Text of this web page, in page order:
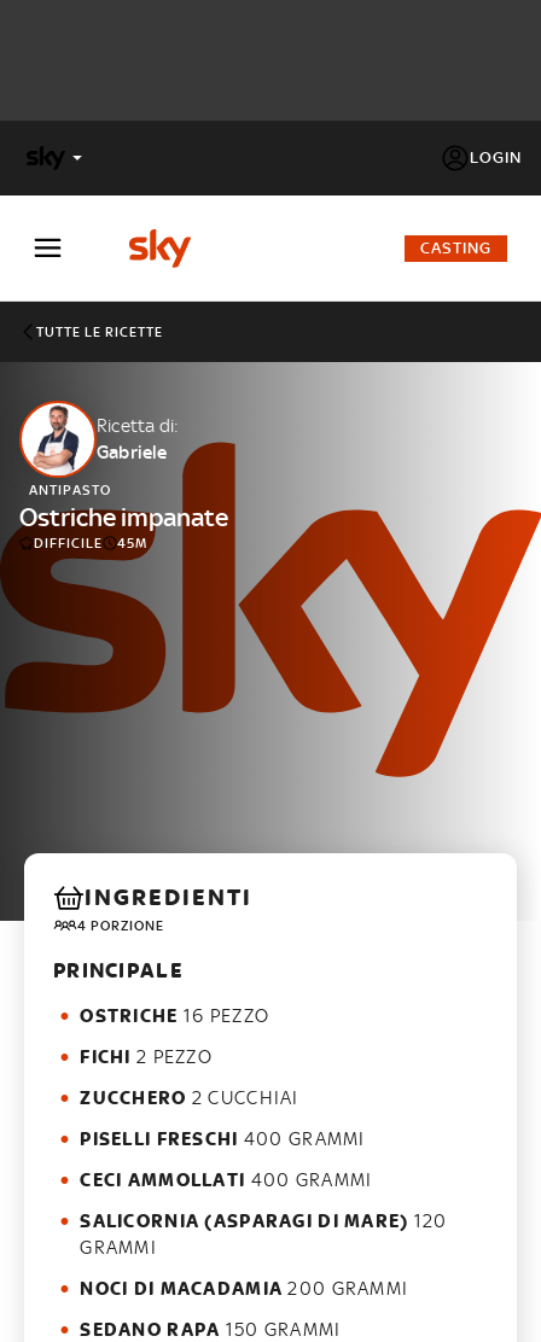
LOGIN
FACTOR
Cos’altro vedere:
PROGRAMMI SKY
Un mondo di offerte:
SKY.IT
NOW
CASTING
TUTTE LE RICETTE
Ricetta di:
Gabriele
ANTIPASTO
Ostriche impanate
DIFFICILE 45M
INGREDIENTI
4 PORZIONE
PRINCIPALE
OSTRICHE 16 PEZZO
FICHI 2 PEZZO
ZUCCHERO 2 CUCCHIAI
PISELLI FRESCHI 400 GRAMMI
CECI AMMOLLATI 400 GRAMMI
SALICORNIA (ASPARAGI DI MARE) 120
GRAMMI
NOCI DI MACADAMIA 200 GRAMMI
SEDANO RAPA 150 GRAMMI